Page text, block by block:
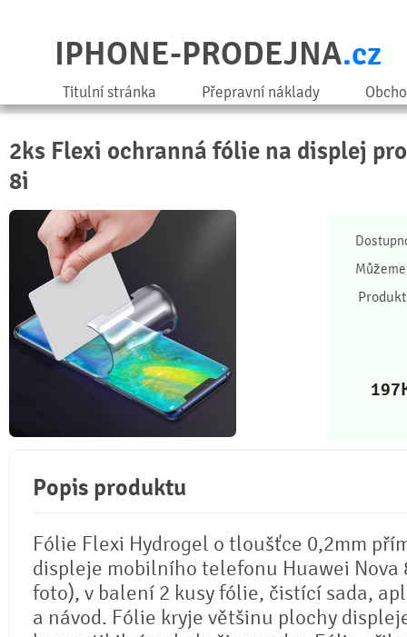
IPHONE-PRODEJNA.cz
Titulní stránka Přepravní náklady
2ks Flexi ochranná fólie na displej
8i
197
Popis produktu
Fólie Flexi Hydrogel o tloušťce 0,2mm
displeje mobilního telefonu Huawei
foto), v balení 2 kusy fólie, čistící sada,
a návod. Fólie kryje většinu plochy